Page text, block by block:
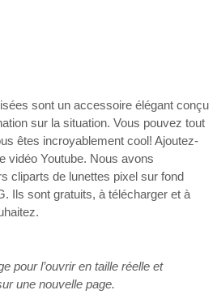
sont un accessoire élégant conçu
sur la situation. Vous pouvez tout
êtes incroyablement cool! Ajoutez-
vidéo Youtube. Nous avons
cliparts de lunettes pixel sur fond
Ils sont gratuits, à télécharger et à
pour l’ouvrir en taille réelle et
une nouvelle page.